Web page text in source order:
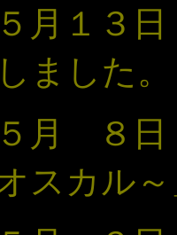
月１３
ました。
５月 ８
カル～